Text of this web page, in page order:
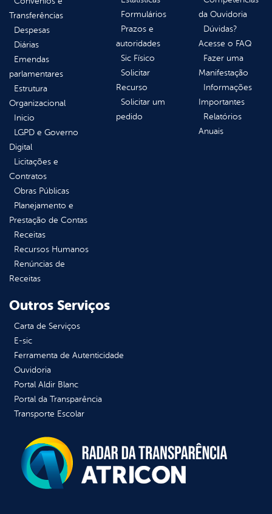
Transferências
Despesas
Diárias
Emendas
parlamentares
Estrutura
Organizacional
Inicio
LGPD e Governo
Digital
Licitações e
Contratos
Obras Públicas
Planejamento e
Prestação de Contas
Receitas
Recursos Humanos
Renúncias de
Receitas
Formulários
Prazos e
autoridades
Sic Físico
Solicitar
Recurso
Solicitar um
pedido
da Ouvidoria
Dúvidas?
Acesse o FAQ
Fazer uma
Manifestação
Informações
Importantes
Relatórios
Anuais
Outros Serviços
Carta de Serviços
E-sic
Ferramenta de Autenticidade
Ouvidoria
Portal Aldir Blanc
Portal da Transparência
Transporte Escolar